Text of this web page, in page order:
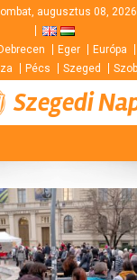
augusztus 08, 2026
Debrecen Eger Európa
Pécs Szeged
Szegedi